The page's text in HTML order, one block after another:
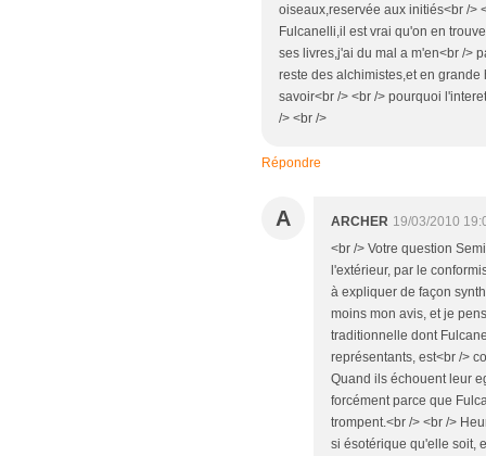
oiseaux,reservée aux initiés<br />
Fulcanelli,il est vrai qu'on en
ses livres,j'ai du mal a m'en<br />
reste des alchimistes,et en
savoir<br /> <br /> pourquoi
/> <br />
Répondre
A ARCHER 19/03/2010
<br /> Votre question
l'extérieur, par le
à expliquer de façon
moins mon avis, et je
traditionnelle dont
représentants, est<br />
Quand ils échouent leur
forcément parce que
trompent.<br /> <br />
si ésotérique qu'elle soit,